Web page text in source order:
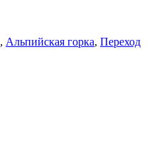
, Альпийская горка, Переход